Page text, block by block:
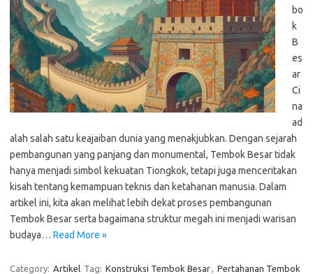
bo
k
B
es
ar
Ci
na
ad
alah salah satu keajaiban dunia yang menakjubkan. Dengan sejarah
pembangunan yang panjang dan monumental, Tembok Besar tidak
hanya menjadi simbol kekuatan Tiongkok, tetapi juga menceritakan
kisah tentang kemampuan teknis dan ketahanan manusia. Dalam
artikel ini, kita akan melihat lebih dekat proses pembangunan
Tembok Besar serta bagaimana struktur megah ini menjadi warisan
budaya… Read More »
Category: Artikel Tag: Konstruksi Tembok Besar, Pertahanan Tembok